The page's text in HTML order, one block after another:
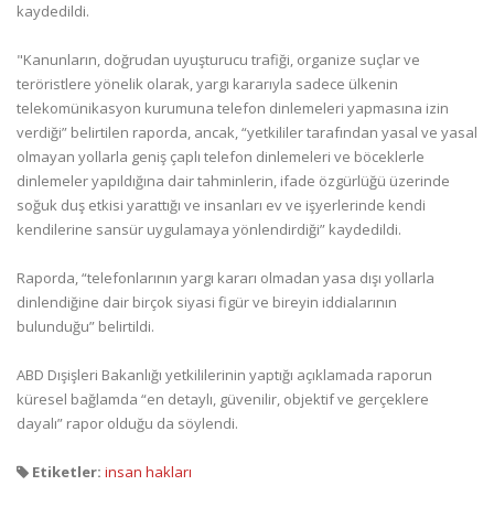
kaydedildi.
"Kanunların, doğrudan uyuşturucu trafiği, organize suçlar ve
teröristlere yönelik olarak, yargı kararıyla sadece ülkenin
telekomünikasyon kurumuna telefon dinlemeleri yapmasına izin
verdiği” belirtilen raporda, ancak, “yetkililer tarafından yasal ve yasal
olmayan yollarla geniş çaplı telefon dinlemeleri ve böceklerle
dinlemeler yapıldığına dair tahminlerin, ifade özgürlüğü üzerinde
soğuk duş etkisi yarattığı ve insanları ev ve işyerlerinde kendi
kendilerine sansür uygulamaya yönlendirdiği” kaydedildi.
Raporda, “telefonlarının yargı kararı olmadan yasa dışı yollarla
dinlendiğine dair birçok siyasi figür ve bireyin iddialarının
bulunduğu” belirtildi.
ABD Dışişleri Bakanlığı yetkililerinin yaptığı açıklamada raporun
küresel bağlamda “en detaylı, güvenilir, objektif ve gerçeklere
dayalı” rapor olduğu da söylendi.
Etiketler: insan hakları